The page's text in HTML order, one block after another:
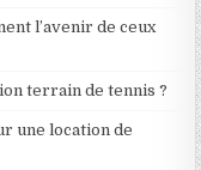
l’avenir de ceux
terrain de tennis ?
une location de